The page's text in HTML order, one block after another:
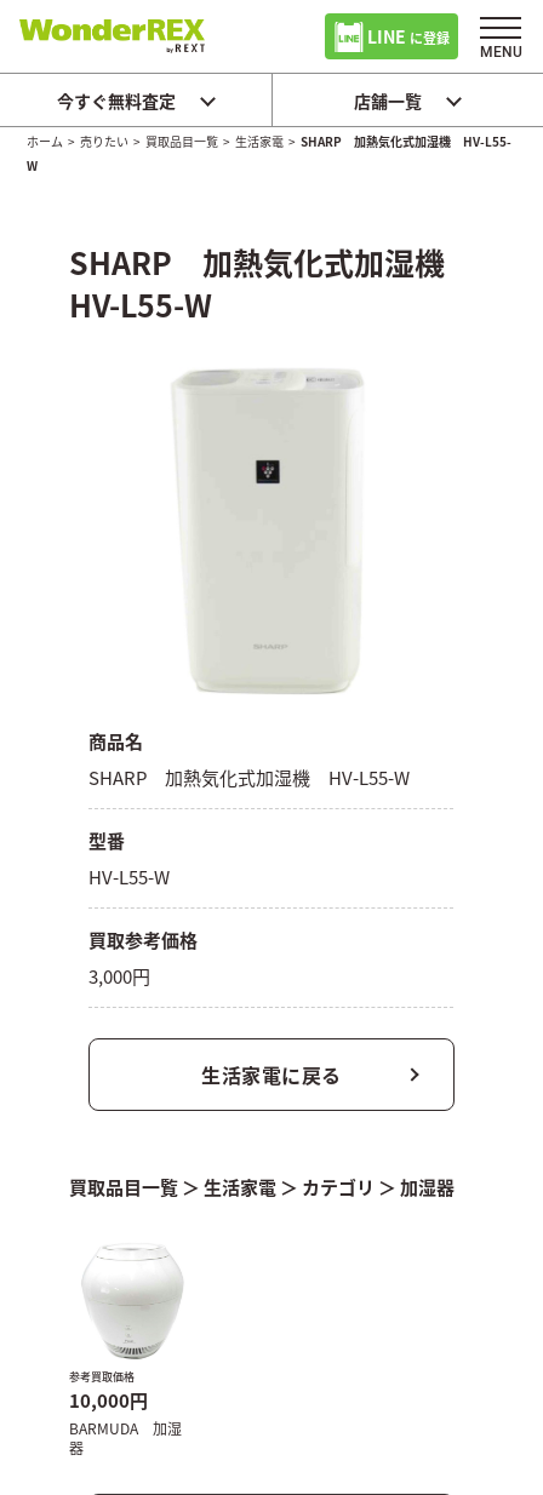
LINE に登録
今すぐ無料査定 店舗一覧
ホーム >売りたい > 買取品目一覧 >生活家電 >SHARP 加熱気化式加湿機 HV-L55-
W
SHARP 加熱気化式加湿機
HV-L55-W
商品名
SHARP 加熱気化式加湿機 HV-L55-W
型番
HV-L55-W
買取参考価格
3,000円
生活家電に戻る
買取品目一覧＞生活家電 ＞ カテゴリ ＞加湿器
参考買取価格
10,000円
BARMUDA 加湿
器